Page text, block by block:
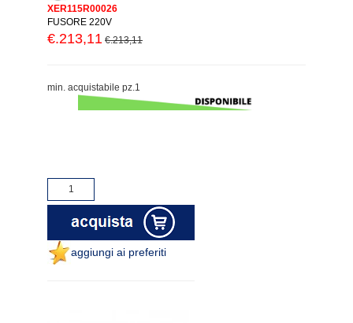
XER115R00026
FUSORE 220V
€.213,11 €.213,11
min. acquistabile pz.1
aggiungi ai preferiti